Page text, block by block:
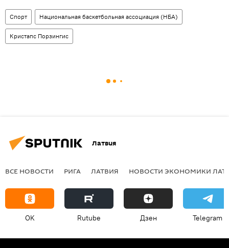
Спорт Национальная баскетбольная ассоциация (НБА)
Кристапс Порзингис
Латвия
ВСЕ НОВОСТИ РИГА ЛАТВИЯ НОВОСТИ ЭКОНОМИКИ
OK Rutube Дзен Telegram